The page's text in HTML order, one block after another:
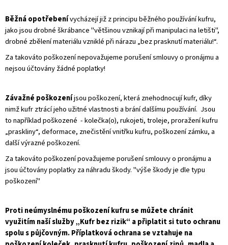
Běžná opotřebenívycházejí již z principu běžného používání kufru,
jako jsou drobné škrábance "většinou vznikají při manipulaci na letišti",
drobné zbělení materiálu vzniklé při nárazu „bez prasknutí materiálu!“.
Za takováto poškození nepovažujeme porušení smlouvy o pronájmu a
nejsou účtovány žádné poplatky!
Závažné poškozeníjsou poškození, která znehodnocují kufr, díky
nimž kufr ztrácí jeho užitné vlastnosti a brání dalšímu používání. Jsou
to například poškozené - kolečka(o), rukojeti, troleje, proražení kufru
„praskliny“, deformace, znečistění vnitřku kufru, poškození zámku, a
další výrazné poškození.
Za takováto poškození považujeme porušení smlouvy o pronájmu a
jsou účtovány poplatky za náhradu škody. "výše škody je dle typu
poškození"
Proti neúmyslnému poškození kufru se můžete chránit
využitím naší služby „Kufr bez rizik“ a připlatit si tuto ochranu
spolu s půjčovným.Příplatková ochrana se vztahuje na
A
J
Í
T
?
HLEDAT